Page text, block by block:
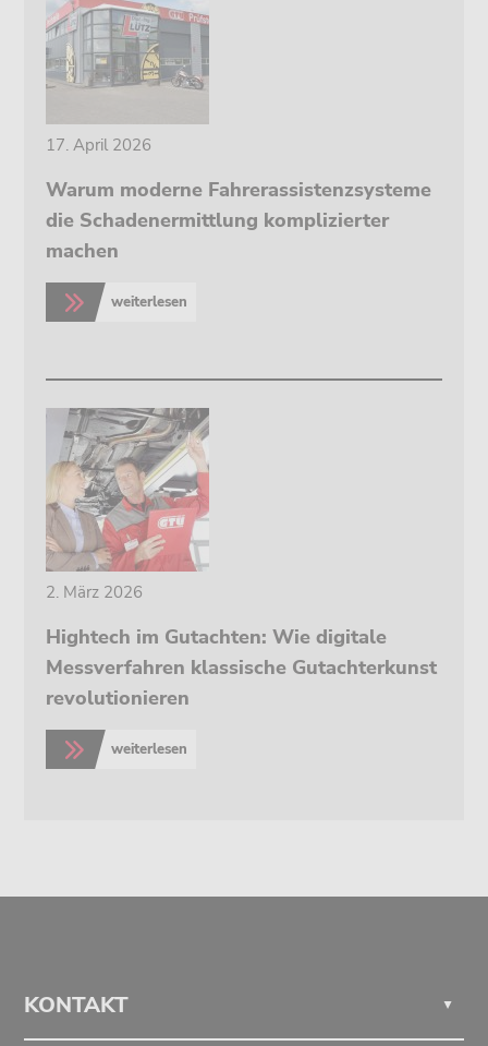
17. April 2026
Warum moderne Fahrerassistenzsysteme
die Schadenermittlung komplizierter
machen
> weiterlesen
2. März 2026
Hightech im Gutachten: Wie digitale
Messverfahren klassische Gutachterkunst
revolutionieren
> weiterlesen
KONTAKT ▲